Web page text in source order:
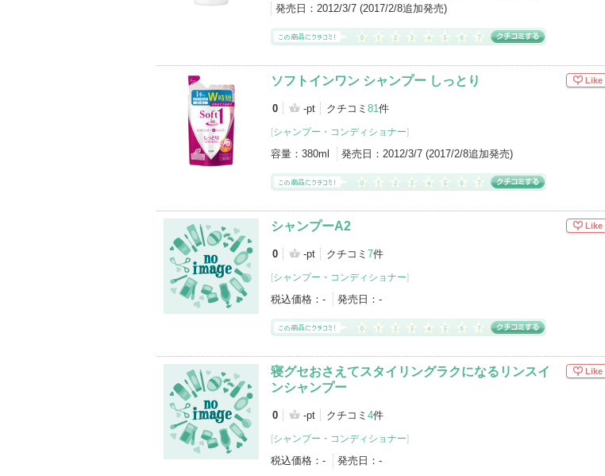
発売日： 2012/3/7 (2017/2/8追加発売)
ソフトインワン シャンプー しっとり
0 -pt クチコミ 81件
[シャンプー・コンディショナー]
容量： 380ml 発売日： 2012/3/7 (2017/2/8追加発売)
Like
シャンプーA2
0 -pt クチコミ 7件
[シャンプー・コンディショナー]
税込価格： - 発売日： -
Like
寝グセおさえてスタイリングラクになるリンスイ
ンシャンプー
0 -pt クチコミ 4件
[シャンプー・コンディショナー]
税込価格： - 発売日： -
Like